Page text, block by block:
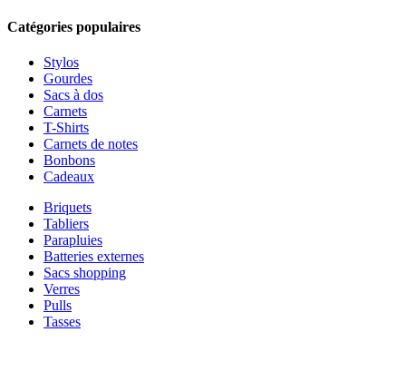
Catégories populaires
Stylos
Gourdes
Sacs à dos
Carnets
T-Shirts
Carnets de notes
Bonbons
Cadeaux
Briquets
Tabliers
Parapluies
Batteries externes
Sacs shopping
Verres
Pulls
Tasses